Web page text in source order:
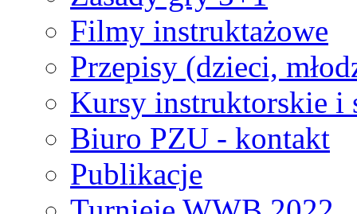
Filmy instruktażowe
Przepisy (dzieci,
Kursy instruktorskie i
Biuro PZU - kontakt
Publikacje